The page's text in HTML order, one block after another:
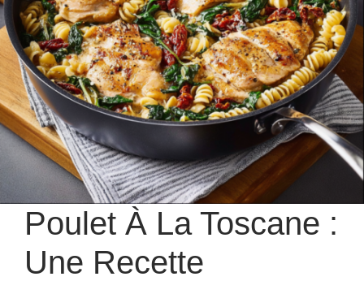
Poulet À La Toscane :
Une Recette